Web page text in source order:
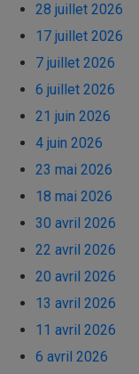
28 juillet 2026
17 juillet 2026
7 juillet 2026
6 juillet 2026
21 juin 2026
4 juin 2026
23 mai 2026
18 mai 2026
30 avril 2026
22 avril 2026
20 avril 2026
13 avril 2026
11 avril 2026
6 avril 2026